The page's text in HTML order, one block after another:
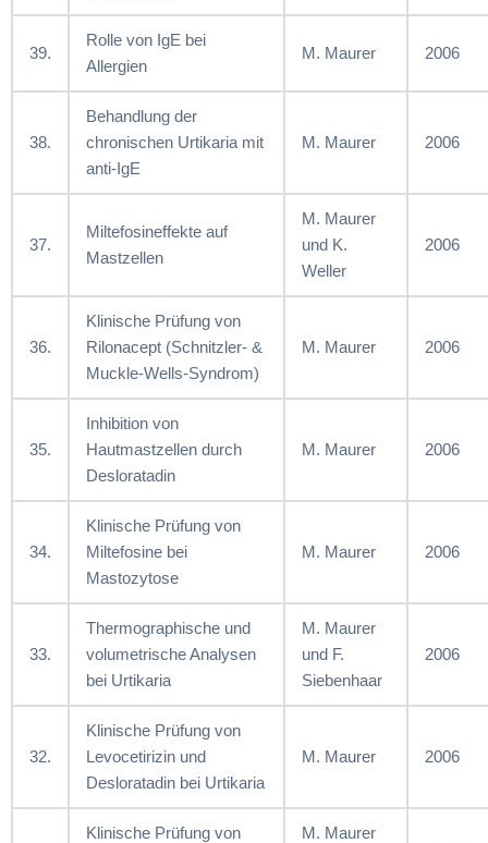
39.
Rolle von IgE bei
Allergien
M. Maurer 2006
38.
Behandlung der
chronischen Urtikaria mit
anti-IgE
M. Maurer 2006
37.
Miltefosineffekte auf
Mastzellen
M. Maurer
und K.
Weller
2006
36.
Klinische Prüfung von
Rilonacept (Schnitzler- &
Muckle-Wells-Syndrom)
M. Maurer 2006
35.
Inhibition von
Hautmastzellen durch
Desloratadin
M. Maurer 2006
34.
Klinische Prüfung von
Miltefosine bei
Mastozytose
M. Maurer 2006
33.
Thermographische und
volumetrische Analysen
bei Urtikaria
M. Maurer
und F.
Siebenhaar
2006
32.
Klinische Prüfung von
Levocetirizin und
Desloratadin bei Urtikaria
M. Maurer 2006
Klinische Prüfung von
M. Maurer